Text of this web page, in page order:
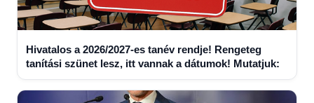
Hivatalos a 2026/2027-es tanév rendje! Rengeteg
tanítási szünet lesz, itt vannak a dátumok! Mutatjuk: